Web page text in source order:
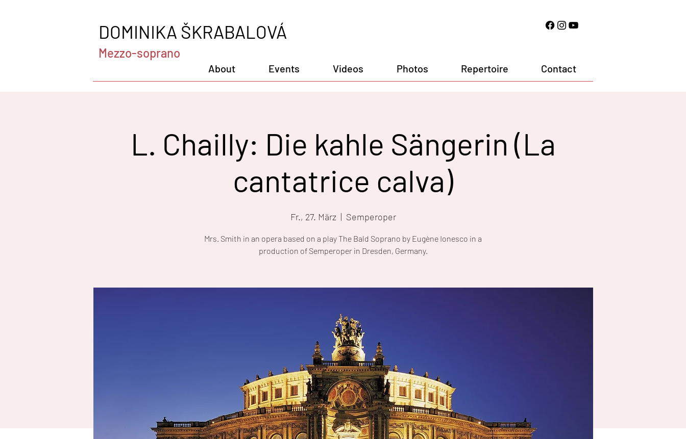
DOMINIKA ŠKRABALOVÁ
Mezzo-soprano
About Events Videos Photos Repertoire Contact
L. Chailly: Die kahle Sängerin (La
cantatrice calva)
Fr., 27. März
  |
Semperoper
Mrs. Smith in an opera based on a play The Bald Soprano by Eugène Ionesco in a
production of Semperoper in Dresden, Germany.